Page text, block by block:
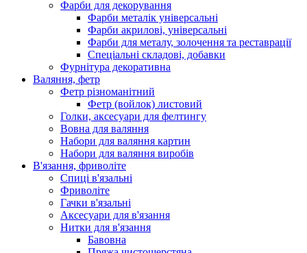
Фарби для декорування
Фарби металік універсальні
Фарби акрилові, універсальні
Фарби для металу, золочення та реставрації
Спеціальні складові, добавки
Фурнітура декоративна
Валяння, фетр
Фетр різноманітний
Фетр (войлок) листовий
Голки, аксесуари для фелтингу
Вовна для валяння
Набори для валяння картин
Набори для валяння виробів
В'язання, фриволіте
Спиці в'язальні
Фриволіте
Гачки в'язальні
Аксесуари для в'язання
Нитки для в'язання
Бавовна